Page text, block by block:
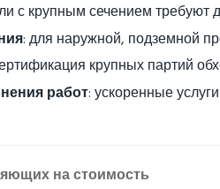
с крупным сечением требуют
: для наружной, подземной
крупных партий
работ: ускоренные
на стоимость